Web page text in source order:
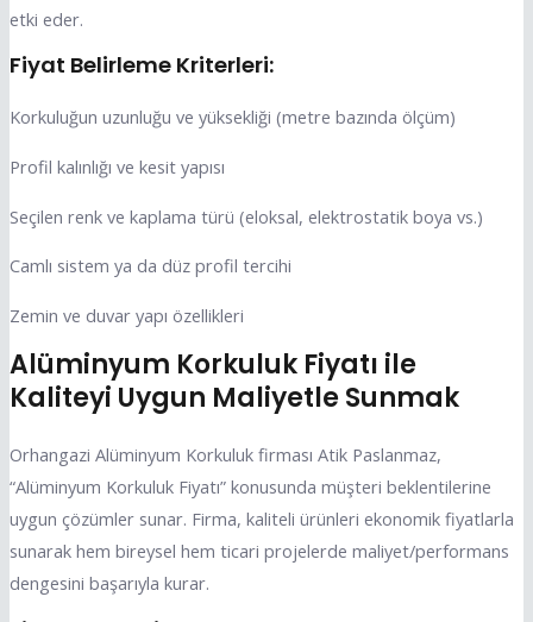
etki eder.
Fiyat Belirleme Kriterleri:
Korkuluğun uzunluğu ve yüksekliği (metre bazında ölçüm)
Profil kalınlığı ve kesit yapısı
Seçilen renk ve kaplama türü (eloksal, elektrostatik boya vs.)
Camlı sistem ya da düz profil tercihi
Zemin ve duvar yapı özellikleri
Alüminyum Korkuluk Fiyatı ile
Kaliteyi Uygun Maliyetle Sunmak
Orhangazi Alüminyum Korkuluk firması Atik Paslanmaz,
“Alüminyum Korkuluk Fiyatı” konusunda müşteri beklentilerine
uygun çözümler sunar. Firma, kaliteli ürünleri ekonomik fiyatlarla
sunarak hem bireysel hem ticari projelerde maliyet/performans
dengesini başarıyla kurar.